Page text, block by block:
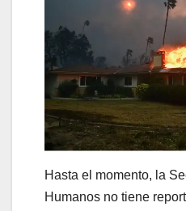
Hasta el momento, la
Humanos no tiene